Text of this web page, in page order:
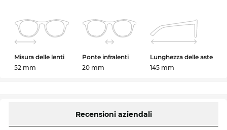
Misura delle lenti
52 mm
Ponte infralenti
20 mm
Lunghezza delle aste
145 mm
Recensioni aziendali